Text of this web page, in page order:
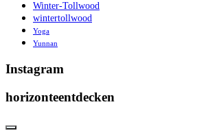
Winter-Tollwood
wintertollwood
Yoga
Yunnan
Instagram
horizonteentdecken